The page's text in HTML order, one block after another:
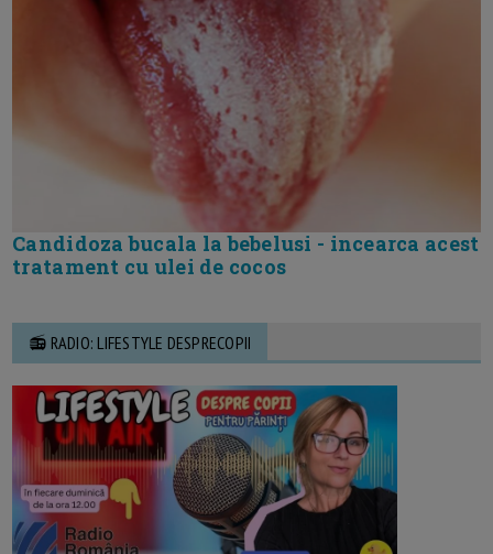
Candidoza bucala la bebelusi - incearca acest
tratament cu ulei de cocos
📻 RADIO: LIFESTYLE DESPRECOPII